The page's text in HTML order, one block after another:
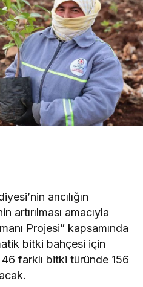
arıcılığın
artırılması amacıyla
Projesi” kapsamında
bitki bahçesi için
farklı bitki türünde 156